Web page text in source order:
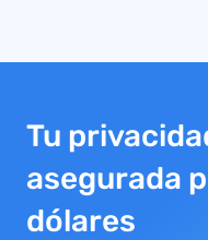
Tu
asegurada
dólares